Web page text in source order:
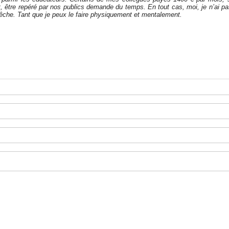
être repéré par nos publics demande du temps. En tout cas, moi, je n’ai
Tant que je peux le faire physiquement et mentalement.